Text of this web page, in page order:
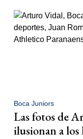
Boca Juniors
Las fotos de
ilusionan a los